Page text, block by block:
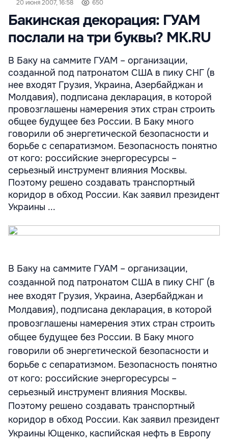
20 июня 2007, 16:58 650
Бакинская декорация: ГУАМ
послали на три буквы? MK.RU
В Баку на саммите ГУАМ – организации,
созданной под патронатом США в пику СНГ (в
нее входят Грузия, Украина, Азербайджан и
Молдавия), подписана декларация, в которой
провозглашены намерения этих стран строить
общее будущее без России. В Баку много
говорили об энергетической безопасности и
борьбе с сепаратизмом. Безопасность понятно
от кого: российские энергоресурсы –
серьезный инструмент влияния Москвы.
Поэтому решено создавать транспортный
коридор в обход России. Как заявил президент
Украины ...
В Баку на саммите ГУАМ – организации,
созданной под патронатом США в пику СНГ (в
нее входят Грузия, Украина, Азербайджан и
Молдавия), подписана декларация, в которой
провозглашены намерения этих стран строить
общее будущее без России. В Баку много
говорили об энергетической безопасности и
борьбе с сепаратизмом. Безопасность понятно
от кого: российские энергоресурсы –
серьезный инструмент влияния Москвы.
Поэтому решено создавать транспортный
коридор в обход России. Как заявил президент
Украины Ющенко, каспийская нефть в Европу